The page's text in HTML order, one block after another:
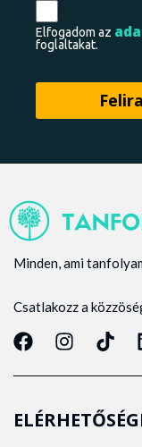
Elfogadom az
foglaltakat.
Minden, ami
Csatlakozz a